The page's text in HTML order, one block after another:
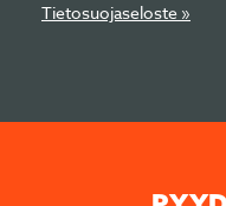
Tietosuojaseloste »